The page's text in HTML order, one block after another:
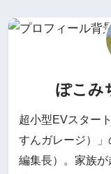
ぽこみ
超小型EVスター
すんガレージ）」
編集長）。家族